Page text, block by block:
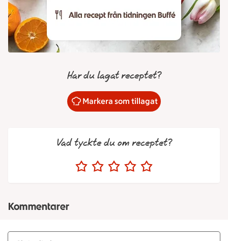
Har du lagat receptet?
Markera som tillagat
Vad tyckte du om receptet?
Kommentarer